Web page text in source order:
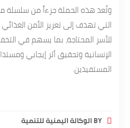
وتُعد هذه الحملة جزءاً من سلسلة
التي تهدف إلى تعزيز الأمن
للأسر المحتاجة، بما يسهم في
الإنسانية وتحقيق أثر إيجابي
المستفيدين.
BYالوكالة اليمنية للتنمية